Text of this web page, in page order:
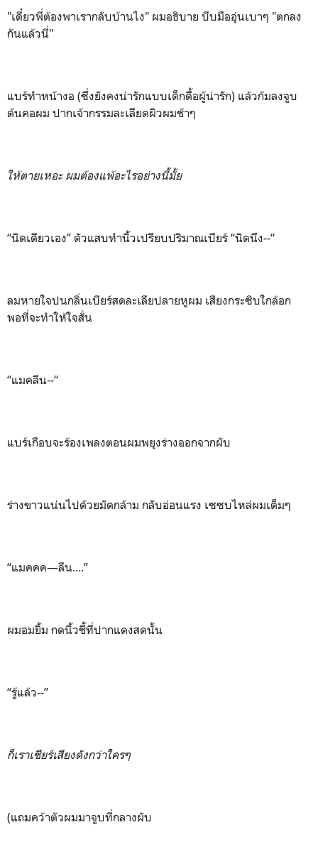
"เดี๋ยวพี่ต้องพาเรากลับบ้านไง" ผมอธิบาย บีบมืออุ่นเบาๆ "ตกลง
กันแล้วนี่"
แบร์ทำหน้างอ (ซึ่งยังคงน่ารักแบบเด็กดื้อผู้น่ารัก) แล้วก้มลงจูบ
ต้นคอผม ปากเจ้ากรรมละเลียดผิวผมช้าๆ
ให้ตายเหอะ ผมต้องแพ้อะไรอย่างนี้มั้ย
“นิดเดียวเอง” ตัวแสบทำนิ้วเปรียบปริมาณเบียร์ “นิดนึง--“
ลมหายใจปนกลิ่นเบียร์สดละเลียปลายหูผม เสียงกระซิบใกล้อก
พอที่จะทำให้ใจสั่น
“แมคลีน--“
แบร์เกือบจะร้องเพลงตอนผมพยุงร่างออกจากผับ
ร่างขาวแน่นไปด้วยมัดกล้าม กลับอ่อนแรง เซซบไหล่ผมเต็มๆ
“แมคคค—ลีน....”
ผมอมยิ้ม กดนิ้วชี้ที่ปากแดงสดนั้น
“รู้แล้ว--”
ก็เราเชียร์เสียงดังกว่าใครๆ
(แถมคว้าตัวผมมาจูบที่กลางผับ